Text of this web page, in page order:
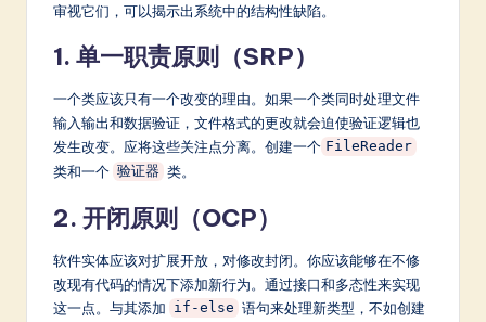
审视它们，可以揭示出系统中的结构性缺陷。
1. 单一职责原则（SRP）
一个类应该只有一个改变的理由。如果一个类同时处理文件
输入输出和数据验证，文件格式的更改就会迫使验证逻辑也
发生改变。应将这些关注点分离。创建一个 FileReader
类和一个 验证器 类。
2. 开闭原则（OCP）
软件实体应该对扩展开放，对修改封闭。你应该能够在不修
改现有代码的情况下添加新行为。通过接口和多态性来实现
这一点。与其添加 if-else 语句来处理新类型，不如创建